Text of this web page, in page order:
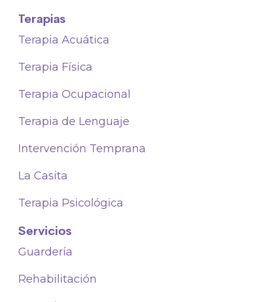
Terapias
Terapia Acuática
Terapia Física
Terapia Ocupacional
Terapia de Lenguaje
Intervención Temprana
La Casita
Terapia Psicológica
Servicios
Guardería
Rehabilitación